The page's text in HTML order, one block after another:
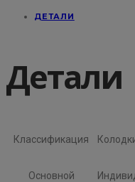
ДЕТАЛИ
Детали
Классификация
Основной